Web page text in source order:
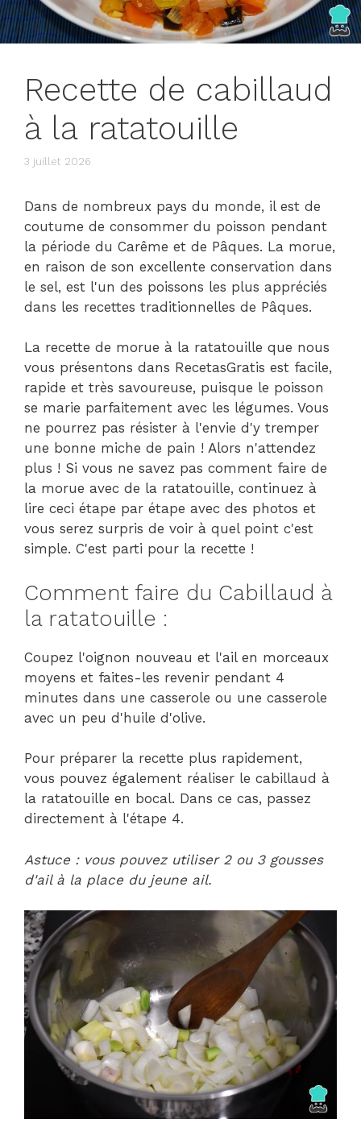
Recette de cabillaud
à la ratatouille
3 juillet 2026
Dans de nombreux pays du monde, il est de
coutume de consommer du poisson pendant
la période du Carême et de Pâques. La morue,
en raison de son excellente conservation dans
le sel, est l'un des poissons les plus appréciés
dans les recettes traditionnelles de Pâques.
La recette de morue à la ratatouille que nous
vous présentons dans RecetasGratis est facile,
rapide et très savoureuse, puisque le poisson
se marie parfaitement avec les légumes. Vous
ne pourrez pas résister à l'envie d'y tremper
une bonne miche de pain ! Alors n'attendez
plus ! Si vous ne savez pas comment faire de
la morue avec de la ratatouille, continuez à
lire ceci étape par étape avec des photos et
vous serez surpris de voir à quel point c'est
simple. C'est parti pour la recette !
Comment faire du Cabillaud à
la ratatouille :
Coupez l'oignon nouveau et l'ail en morceaux
moyens et faites-les revenir pendant 4
minutes dans une casserole ou une casserole
avec un peu d'huile d'olive.
Pour préparer la recette plus rapidement,
vous pouvez également réaliser le cabillaud à
la ratatouille en bocal. Dans ce cas, passez
directement à l'étape 4.
Astuce : vous pouvez utiliser 2 ou 3 gousses
d'ail à la place du jeune ail.